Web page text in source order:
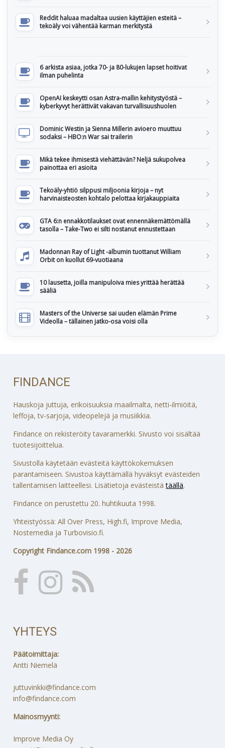
Reddit haluaa madaltaa uusien käyttäjien esteitä –
tekoäly voi vähentää karman merkitystä
6 arkista asiaa, jotka 70- ja 80-lukujen lapset hoitivat
ilman puhelinta
OpenAI keskeytti osan Astra-mallin kehitystyöstä –
kyberkyvyt herättivät vakavan turvallisuushuolen
Dominic Westin ja Sienna Millerin avioero muuttuu
sodaksi – HBO:n War sai trailerin
Mikä tekee ihmisestä viehättävän? Neljä sukupolvea
painottaa eri asioita
Tekoäly-yhtiö silppusi miljoonia kirjoja – nyt
harvinaisteosten kohtalo pelottaa kirjakauppiaita
GTA 6:n ennakkotilaukset ovat ennennäkemättömällä
tasolla – Take-Two ei silti nostanut ennustettaan
Madonnan Ray of Light -albumin tuottanut William
Orbit on kuollut 69-vuotiaana
10 lausetta, joilla manipuloiva mies yrittää herättää
sääliä
Masters of the Universe sai uuden elämän Prime
Videolla – tällainen jatko-osa voisi olla
FINDANCE
Hauskoja juttuja, erikoisuuksia maailmalta, netti-ilmiöitä,
leffoja, tv-sarjoja, videopelejä ja musiikkia.
Findance on rekisteröity tavaramerkki. Sivusto voi sisältää
tuotesijoittelua.
Sivustolla käytetään evästeitä käyttökokemuksen
parantamiseen. Sivustoa käyttämällä hyväksyt evästeiden
tallentamisen laitteellesi. Lisätietoja evästeistätäällä.
Findance on perustettu 20. huhtikuuta 1998.
Yhteistyössä: All Over Press, High.fi, Improve Media,
Nostemedia ja Turbovisio.fi.
Copyright Findance.com 1998 - 2026
YHTEYS
Päätoimittaja:
Antti Niemelä
juttuvinkki@findance.com
info@findance.com
Mainosmyynti:
Improve Media Oy